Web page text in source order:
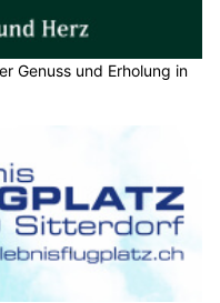
Genuss und Erholung in